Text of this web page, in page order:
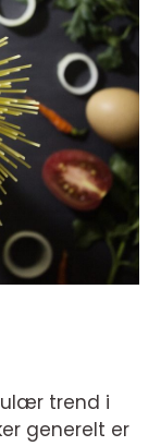
trend i
generelt er